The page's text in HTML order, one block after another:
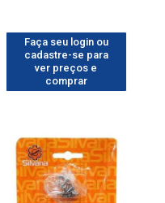
Faça seu login ou
cadastre-se para
ver preços e
comprar